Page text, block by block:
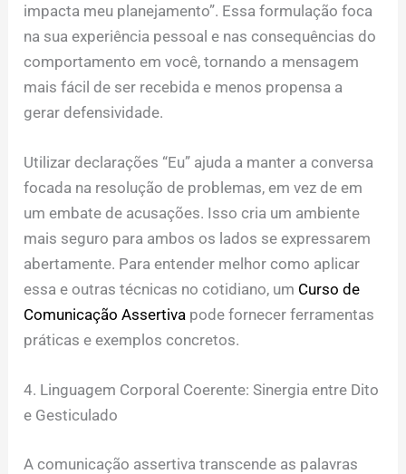
impacta meu planejamento”. Essa formulação foca
na sua experiência pessoal e nas consequências do
comportamento em você, tornando a mensagem
mais fácil de ser recebida e menos propensa a
gerar defensividade.
Utilizar declarações “Eu” ajuda a manter a conversa
focada na resolução de problemas, em vez de em
um embate de acusações. Isso cria um ambiente
mais seguro para ambos os lados se expressarem
abertamente. Para entender melhor como aplicar
essa e outras técnicas no cotidiano, um Curso de
Comunicação Assertiva pode fornecer ferramentas
práticas e exemplos concretos.
4. Linguagem Corporal Coerente: Sinergia entre Dito
e Gesticulado
A comunicação assertiva transcende as palavras